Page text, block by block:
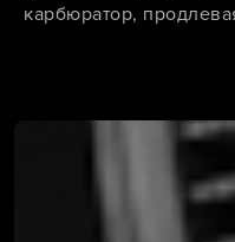
карбюратор,